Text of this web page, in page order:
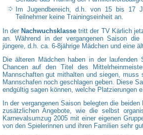
Im Jugendbereich, d.h. von 15 bis 17
Teilnehmer keine Trainingseinheit an.
In der Nachwuchsklassetritt der TV Kärlich
an. Während in der vergangenen Saison
jüngere, d.h. ca. 6-8jährige Mädchen und eine
Die älteren Mädchen haben in der
Chancen auf den Titel des
Mannschaften gut mithalten und siegen,
Mannschafen noch geschlagen geben. Diese
endgültig sagen können, welche Platzierungen
In der vergangenen Saison belegten die
zusätzlichen Angebote, wie die selbst
Karnevalsumzug 2005 mit einer eigenen
von den Spielerinnen und ihren Familien sehr